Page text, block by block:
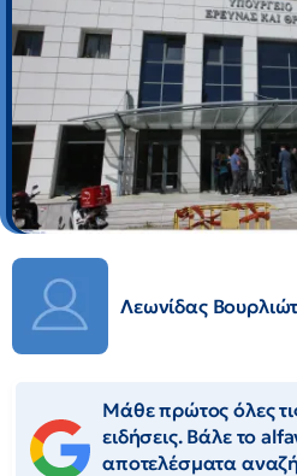
Λεωνίδας
Μάθε πρώτος όλες
ειδήσεις. Βάλε το
αποτελέσματα